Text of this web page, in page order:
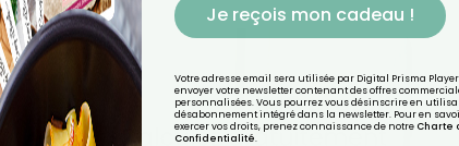
Je reçois mon cadeau !
Votre adresse email sera utilisée par Digital Prisma
envoyer votre newsletter contenant des offres
personnalisées. Vous pourrez vous désinscrire en
désabonnement intégré dans la newsletter. Pour en
exercer vos droits, prenez connaissance de notre Charte
Confidentialité.